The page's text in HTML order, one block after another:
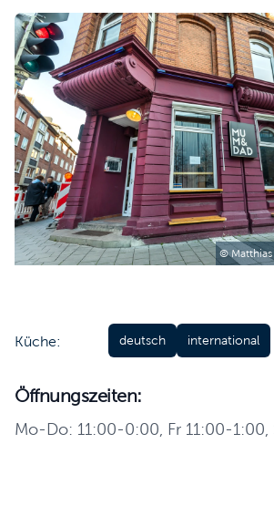
©
Küche: deutsch international
Öffnungszeiten:
Mo-Do: 11:00-0:00, Fr 11:00-1:00,